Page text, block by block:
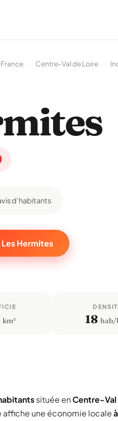
France Centre-Val de Loire
d'habitants
Les Hermites
km² 18 hab/
située enCentre-Val
une économie locale